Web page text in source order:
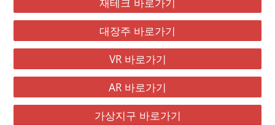
대장주 바로가기
VR 바로가기
AR 바로가기
가상지구 바로가기